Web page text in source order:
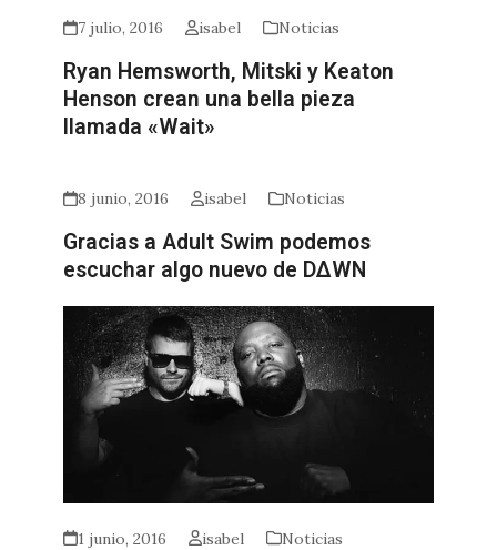
7 julio, 2016 isabel Noticias
Ryan Hemsworth, Mitski y Keaton
Henson crean una bella pieza
llamada «Wait»
8 junio, 2016 isabel Noticias
Gracias a Adult Swim podemos
escuchar algo nuevo de D∆WN
1 junio, 2016 isabel Noticias